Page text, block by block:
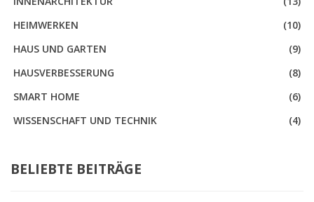
HEIMWERKEN
(10)
HAUS UND GARTEN
(9)
HAUSVERBESSERUNG
(8)
SMART HOME
(6)
WISSENSCHAFT UND TECHNIK
(4)
BELIEBTE BEITRÄGE